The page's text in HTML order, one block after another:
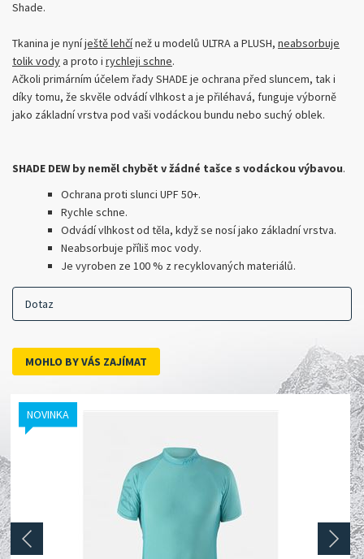
Shade.
Tkanina je nyníještě lehčínež u modelů ULTRA a PLUSH, neabsorbuje
tolik vodya proto i rychleji schne.
Ačkoli primárním účelem řady SHADE je ochrana před sluncem, tak i
díky tomu, že skvěle odvádí vlhkost a je přiléhavá, funguje výborně
jako základní vrstva pod vaši vodáckou bundu nebo suchý oblek.
SHADE DEW by neměl chybět v žádné tašce s vodáckou výbavou.
Ochrana proti slunci UPF 50+.
Rychle schne.
Odvádí vlhkost od těla, když se nosí jako základní vrstva.
Neabsorbuje příliš moc vody.
Je vyroben ze 100 % z recyklovaných materiálů.
Dotaz
MOHLO BY VÁS ZAJÍMAT
NOVINKA
prev next